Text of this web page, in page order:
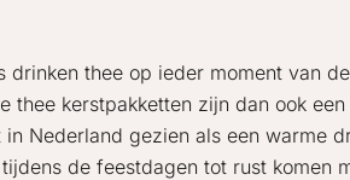
thee op ieder moment van
thee kerstpakketten zijn dan ook een
Nederland gezien als een warme
de feestdagen tot rust komen